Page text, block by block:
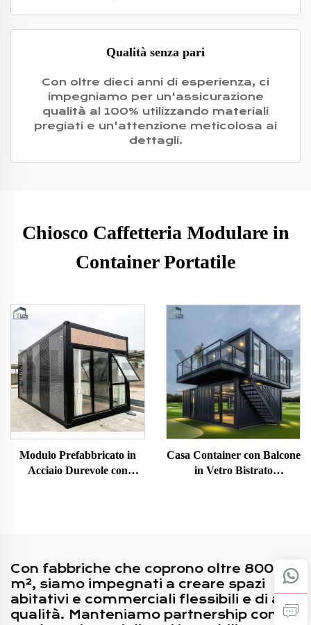
Qualità senza pari
Con oltre dieci anni di esperienza, ci
impegniamo per un'assicurazione
qualità al 100% utilizzando materiali
pregiati e un'attenzione meticolosa ai
dettagli.
Chiosco Caffetteria Modulare in
Container Portatile
Modulo Prefabbricato in
Acciaio Durevole con
Casa Container con Balcone
in Vetro Bistrato
Con fabbriche che coprono oltre 8000
m², siamo impegnati a creare spazi
abitativi e commerciali flessibili e di alta
qualità. Manteniamo partnership con